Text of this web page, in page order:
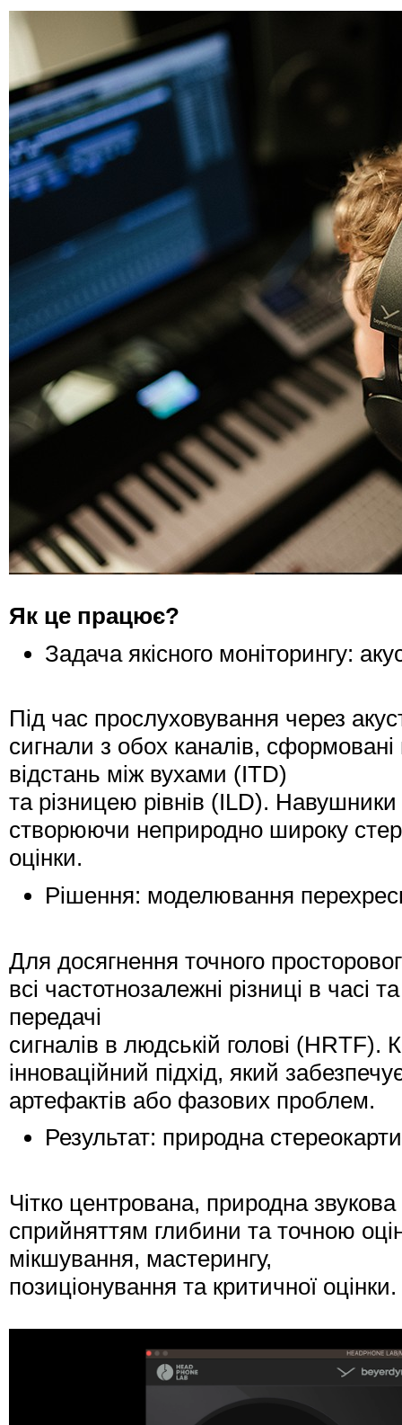
Як це працює?
Задача якісного моніторингу:
Під час прослуховування через
сигнали з обох каналів,
відстань між вухами (ITD)
та різницею рівнів (ILD).
створюючи неприродно широку
оцінки.
Рішення: моделювання
Для досягнення точного
всі частотнозалежні різниці в часі
передачі
сигналів в людській голові (HRTF).
інноваційний підхід, який
артефактів або фазових проблем.
Результат: природна
Чітко центрована, природна
сприйняттям глибини та точною
мікшування, мастерингу,
позиціонування та критичної оцінки.